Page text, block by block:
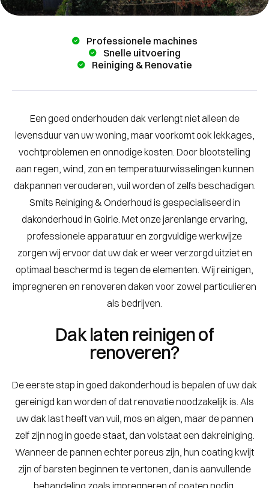
Professionele machines
Snelle uitvoering
Reiniging & Renovatie
Een goed onderhouden dak verlengt niet alleen de
levensduur van uw woning, maar voorkomt ook lekkages,
vochtproblemen en onnodige kosten. Door blootstelling
aan regen, wind, zon en temperatuurwisselingen kunnen
dakpannen verouderen, vuil worden of zelfs beschadigen.
Smits Reiniging & Onderhoud is gespecialiseerd in
dakonderhoud in Goirle. Met onze jarenlange ervaring,
professionele apparatuur en zorgvuldige werkwijze
zorgen wij ervoor dat uw dak er weer verzorgd uitziet en
optimaal beschermd is tegen de elementen. Wij reinigen,
impregneren en renoveren daken voor zowel particulieren
als bedrijven.
Dak laten reinigen of
renoveren?
De eerste stap in goed dakonderhoud is bepalen of uw dak
gereinigd kan worden of dat renovatie noodzakelijk is. Als
uw dak last heeft van vuil, mos en algen, maar de pannen
zelf zijn nog in goede staat, dan volstaat een dakreiniging.
Wanneer de pannen echter poreus zijn, hun coating kwijt
zijn of barsten beginnen te vertonen, dan is aanvullende
behandeling zoals impregneren of coaten nodig.